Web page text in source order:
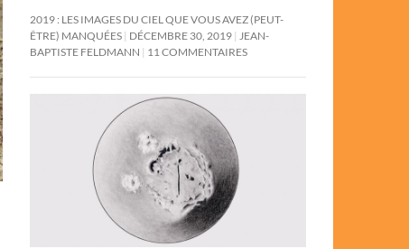
2019 : LES IMAGES DU CIEL QUE VOUS AVEZ (PEUT-
ÊTRE) MANQUÉES DÉCEMBRE 30, 2019 JEAN-
BAPTISTE FELDMANN
11 COMMENTAIRES